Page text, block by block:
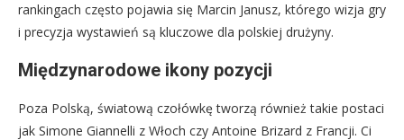
rankingach często pojawia się Marcin Janusz, którego wizja gry
i precyzja wystawień są kluczowe dla polskiej drużyny.
Międzynarodowe ikony pozycji
Poza Polską, światową czołówkę tworzą również takie postaci
jak Simone Giannelli z Włoch czy Antoine Brizard z Francji. Ci